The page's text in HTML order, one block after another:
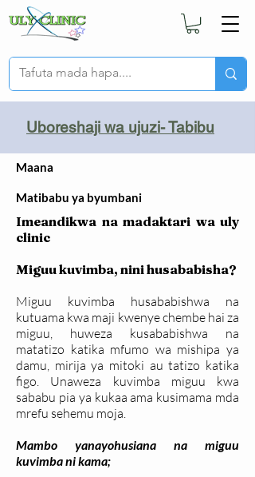
Uboreshaji wa ujuzi- Tabibu
Maana
Matibabu ya byumbani
Imeandikwa na madaktari wa uly
clinic
Miguu kuvimba, nini husababisha?
Miguu kuvimba husababishwa na
kutuama kwa maji kwenye chembe hai za
miguu, huweza kusababishwa na
matatizo katika mfumo wa mishipa ya
damu, mirija ya mitoki au tatizo katika
figo. Unaweza kuvimba miguu kwa
sababu pia ya kukaa ama kusimama mda
mrefu sehemu moja.
Mambo yanayohusiana na miguu
kuvimba ni kama;